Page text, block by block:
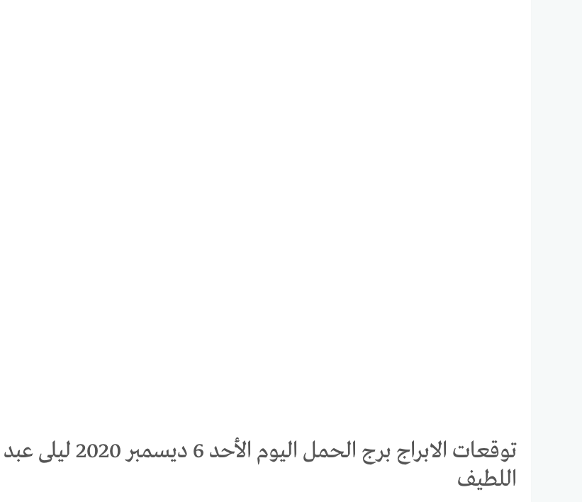
توقعات الابراج برج الحمل اليوم الأحد 6 ديسمبر 2020 ليلى عبد
اللطيف